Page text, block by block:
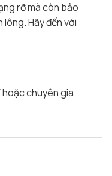
rỡ mà còn bảo
Hãy đến với
chuyên gia